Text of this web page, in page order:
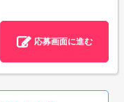
応募画面に進む